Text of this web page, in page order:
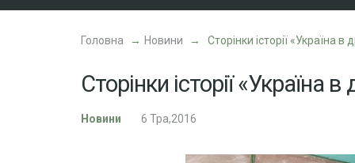
Головна → Новини → Сторінки історії «Україна в
Сторінки історії «Україна в
Новини 6 Тра,2016